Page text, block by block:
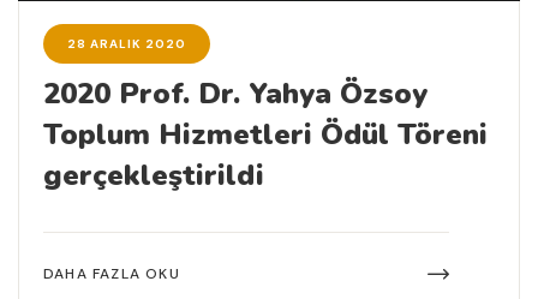
28 ARALIK 2020
2020 Prof. Dr. Yahya Özsoy
Toplum Hizmetleri Ödül Töreni
gerçekleştirildi
DAHA FAZLA OKU